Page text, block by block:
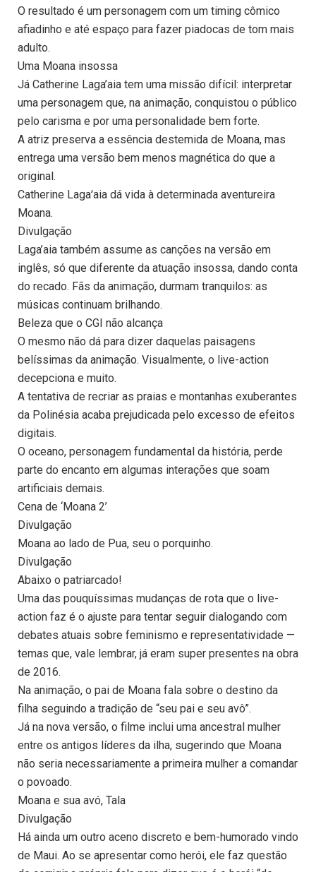
O resultado é um personagem com um timing cômico
afiadinho e até espaço para fazer piadocas de tom mais
adulto.
Uma Moana insossa
Já Catherine Laga’aia tem uma missão difícil: interpretar
uma personagem que, na animação, conquistou o público
pelo carisma e por uma personalidade bem forte.
A atriz preserva a essência destemida de Moana, mas
entrega uma versão bem menos magnética do que a
original.
Catherine Lagaʻaia dá vida à determinada aventureira
Moana.
Divulgação
Laga’aia também assume as canções na versão em
inglês, só que diferente da atuação insossa, dando conta
do recado. Fãs da animação, durmam tranquilos: as
músicas continuam brilhando.
Beleza que o CGI não alcança
O mesmo não dá para dizer daquelas paisagens
belíssimas da animação. Visualmente, o live-action
decepciona e muito.
A tentativa de recriar as praias e montanhas exuberantes
da Polinésia acaba prejudicada pelo excesso de efeitos
digitais.
O oceano, personagem fundamental da história, perde
parte do encanto em algumas interações que soam
artificiais demais.
Cena de ‘Moana 2’
Divulgação
Moana ao lado de Pua, seu o porquinho.
Divulgação
Abaixo o patriarcado!
Uma das pouquíssimas mudanças de rota que o live-
action faz é o ajuste para tentar seguir dialogando com
debates atuais sobre feminismo e representatividade —
temas que, vale lembrar, já eram super presentes na obra
de 2016.
Na animação, o pai de Moana fala sobre o destino da
filha seguindo a tradição de “seu pai e seu avô”.
Já na nova versão, o filme inclui uma ancestral mulher
entre os antigos líderes da ilha, sugerindo que Moana
não seria necessariamente a primeira mulher a comandar
o povoado.
Moana e sua avó, Tala
Divulgação
Há ainda um outro aceno discreto e bem-humorado vindo
de Maui. Ao se apresentar como herói, ele faz questão